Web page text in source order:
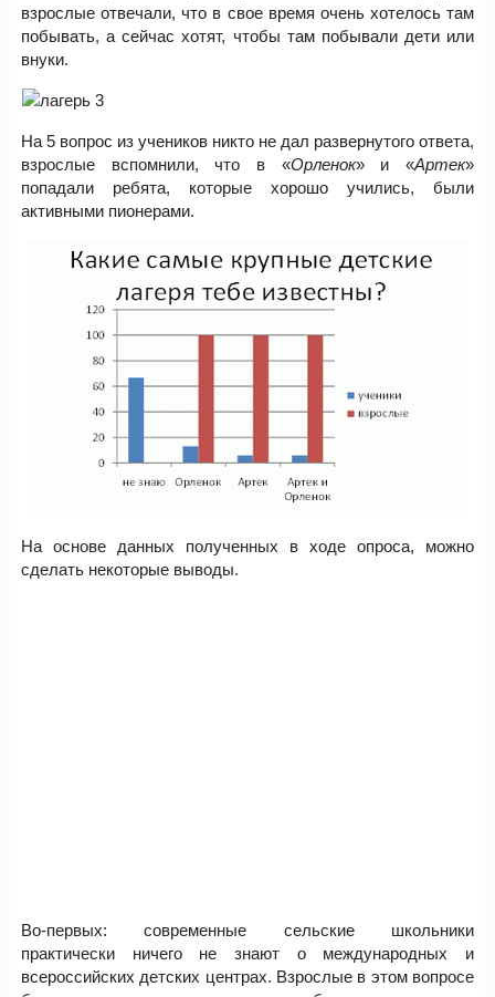
взрослые отвечали, что в свое время очень хотелось там
побывать, а сейчас хотят, чтобы там побывали дети или
внуки.
На 5 вопрос из учеников никто не дал развернутого ответа,
взрослые вспомнили, что в «Орленок» и «Артек»
попадали ребята, которые хорошо учились, были
активными пионерами.
На основе данных полученных в ходе опроса, можно
сделать некоторые выводы.
Во-первых: современные сельские школьники
практически ничего не знают о международных и
всероссийских детских центрах. Взрослые в этом вопросе